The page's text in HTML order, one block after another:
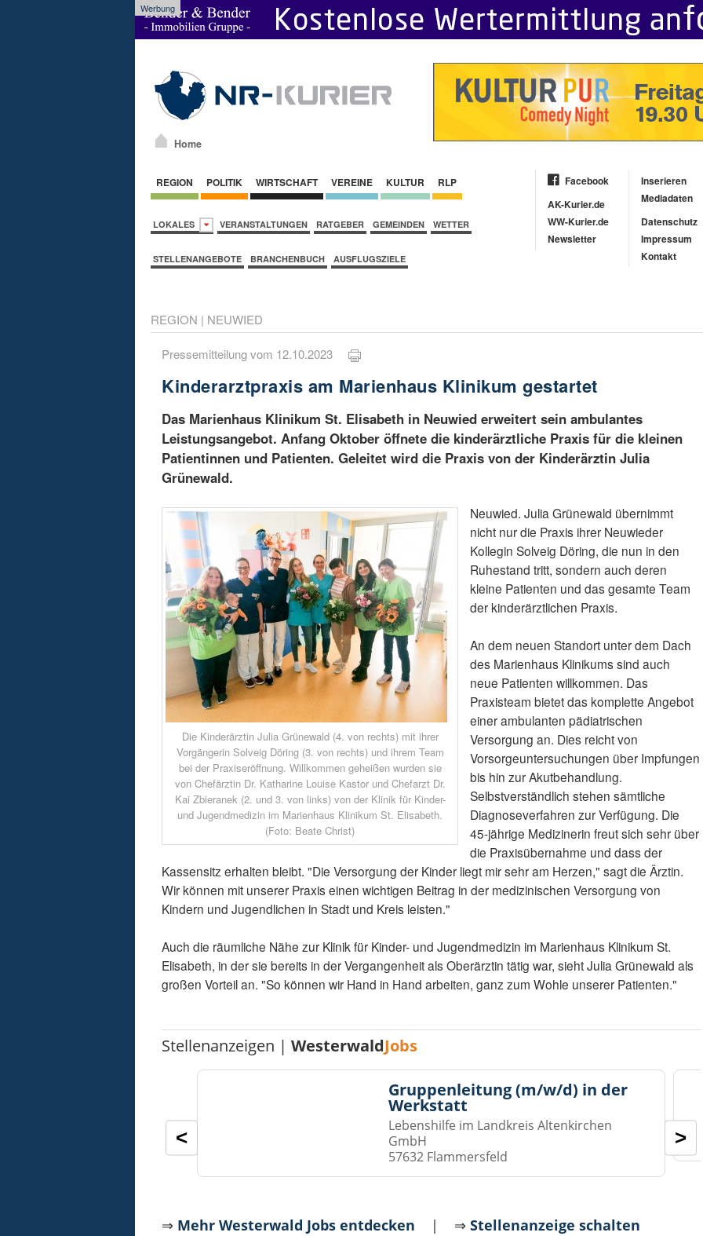
Werbung
Home
REGION POLITIK WIRTSCHAFT VEREINE KULTUR RLP
LOKALES VERANSTALTUNGEN RATGEBER GEMEINDEN WETTER
STELLENANGEBOTE BRANCHENBUCH AUSFLUGSZIELE
Facebook
AK-Kurier.de
WW-Kurier.de
Newsletter
Inserieren
Mediadaten
Datenschutz
Impressum
Kontakt
REGION | NEUWIED
Pressemitteilung vom 12.10.2023
Kinderarztpraxis am Marienhaus Klinikum gestartet
Das Marienhaus Klinikum St. Elisabeth in Neuwied erweitert sein ambulantes
Leistungsangebot. Anfang Oktober öffnete die kinderärztliche Praxis für die kleinen
Patientinnen und Patienten. Geleitet wird die Praxis von der Kinderärztin Julia
Grünewald.
Die Kinderärztin Julia Grünewald (4. von rechts) mit ihrer
Vorgängerin Solveig Döring (3. von rechts) und ihrem Team
bei der Praxiseröffnung. Willkommen geheißen wurden sie
von Chefärztin Dr. Katharine Louise Kastor und Chefarzt Dr.
Kai Zbieranek (2. und 3. von links) von der Klinik für Kinder-
und Jugendmedizin im Marienhaus Klinikum St. Elisabeth.
(Foto: Beate Christ)
Neuwied. Julia Grünewald übernimmt
nicht nur die Praxis ihrer Neuwieder
Kollegin Solveig Döring, die nun in den
Ruhestand tritt, sondern auch deren
kleine Patienten und das gesamte Team
der kinderärztlichen Praxis.
An dem neuen Standort unter dem Dach
des Marienhaus Klinikums sind auch
neue Patienten willkommen. Das
Praxisteam bietet das komplette Angebot
einer ambulanten pädiatrischen
Versorgung an. Dies reicht von
Vorsorgeuntersuchungen über Impfungen
bis hin zur Akutbehandlung.
Selbstverständlich stehen sämtliche
Diagnoseverfahren zur Verfügung. Die
45-jährige Medizinerin freut sich sehr über
die Praxisübernahme und dass der
Kassensitz erhalten bleibt. "Die Versorgung der Kinder liegt mir sehr am Herzen," sagt die Ärztin.
Wir können mit unserer Praxis einen wichtigen Beitrag in der medizinischen Versorgung von
Kindern und Jugendlichen in Stadt und Kreis leisten."
Auch die räumliche Nähe zur Klinik für Kinder- und Jugendmedizin im Marienhaus Klinikum St.
Elisabeth, in der sie bereits in der Vergangenheit als Oberärztin tätig war, sieht Julia Grünewald als
großen Vorteil an. "So können wir Hand in Hand arbeiten, ganz zum Wohle unserer Patienten."
Stellenanzeigen |WesterwaldJobs
Gruppenleitung (m/w/d) in der
Werkstatt
Lebenshilfe im Landkreis Altenkirchen
GmbH
57632 Flammersfeld
< >
⇒ Mehr Westerwald Jobs entdecken | ⇒Stellenanzeige schalten